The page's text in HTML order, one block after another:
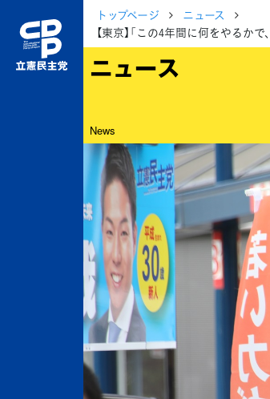
トップページ
ニュース
【東京】「この4年間に何をやる
ニュース
News